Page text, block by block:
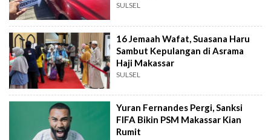
SULSEL
16 Jemaah Wafat, Suasana Haru
Sambut Kepulangan di Asrama
Haji Makassar
SULSEL
Yuran Fernandes Pergi, Sanksi
FIFA Bikin PSM Makassar Kian
Rumit